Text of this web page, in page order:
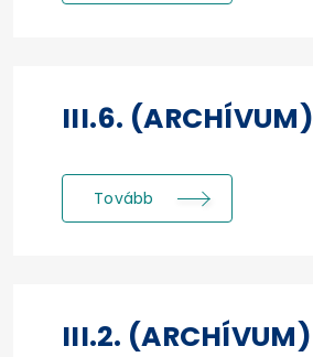
III.6. (ARCHÍVUM)
Tovább
III.2. (ARCHÍVUM)